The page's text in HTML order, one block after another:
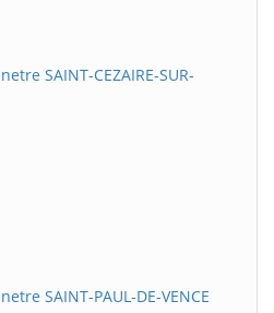
SAINT-CEZAIRE-SUR-
SAINT-PAUL-DE-VENCE